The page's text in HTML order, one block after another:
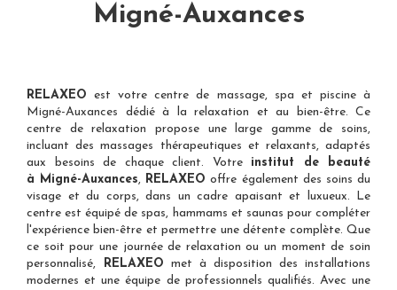
Migné-Auxances
RELAXEO est votrecentre de massage, spa et piscine à
Migné-Auxances dédié à la relaxation et au bien-être. Ce
centre de relaxation propose une large gamme de soins,
incluant des massages thérapeutiques et relaxants, adaptés
aux besoins de chaque client. Votre institut de beauté
à Migné-Auxances, RELAXEO offre également des soins du
visage et du corps, dans un cadre apaisant et luxueux. Le
centre est équipé de spas, hammams et saunas pour compléter
l'expérience bien-être et permettre une détente complète. Que
ce soit pour une journée de relaxation ou un moment de soin
personnalisé, RELAXEO met à disposition des installations
modernes et une équipe de professionnels qualifiés. Avec une